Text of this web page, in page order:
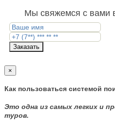
Мы свяжемся с вами
Заказать
×
Как пользоваться системой
Это одна из самых легких и
туров.